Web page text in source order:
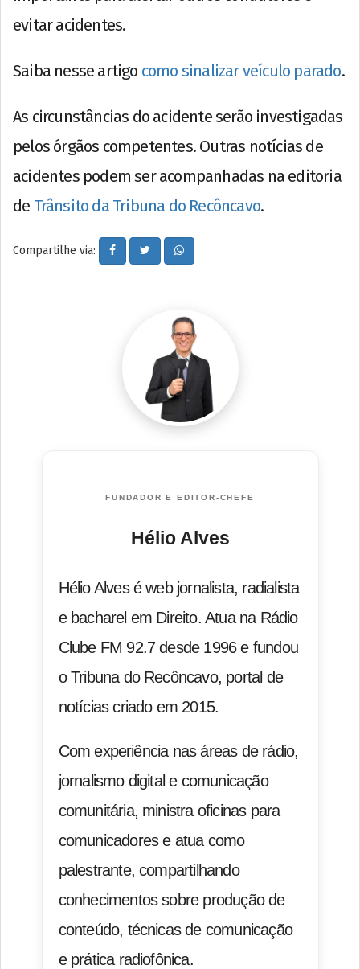
evitar acidentes.
Saiba nesse artigo como sinalizar veículo parado.
As circunstâncias do acidente serão investigadas
pelos órgãos competentes. Outras notícias de
acidentes podem ser acompanhadas na editoria
de Trânsito da Tribuna do Recôncavo.
Compartilhe via:
FUNDADOR E EDITOR-CHEFE
Hélio Alves
Hélio Alves é web jornalista, radialista
e bacharel em Direito. Atua na Rádio
Clube FM 92.7 desde 1996 e fundou
o Tribuna do Recôncavo, portal de
notícias criado em 2015.
Com experiência nas áreas de rádio,
jornalismo digital e comunicação
comunitária, ministra oficinas para
comunicadores e atua como
palestrante, compartilhando
conhecimentos sobre produção de
conteúdo, técnicas de comunicação
e prática radiofônica.